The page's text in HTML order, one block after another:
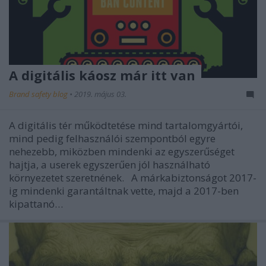
A digitális káosz már itt van
Brand safety blog • 2019. május 03.
A digitális tér működtetése mind tartalomgyártói,
mind pedig felhasználói szempontból egyre
nehezebb, miközben mindenki az egyszerűséget
hajtja, a userek egyszerűen jól használható
környezetet szeretnének. A márkabiztonságot 2017-
ig mindenki garantáltnak vette, majd a 2017-ben
kipattanó…